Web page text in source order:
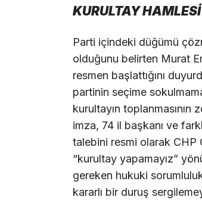
KURULTAY HAMLESİ
Parti içindeki düğümü
olduğunu belirten Murat
resmen başlattığını
partinin seçime
kurultayın toplanmasının
imza, 74 il başkanı ve
talebini resmi olarak CHP
“kurultay yapamayız”
gereken hukuki
kararlı bir duruş